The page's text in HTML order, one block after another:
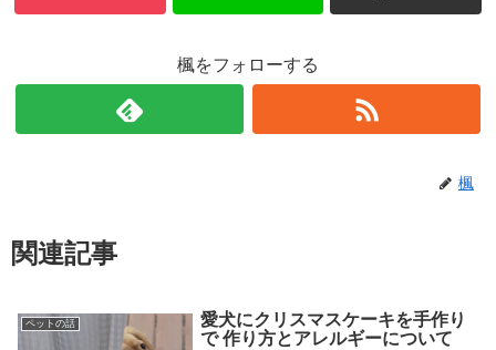
楓をフォローする
楓
関連記事
ペットの話
愛犬にクリスマスケーキを手作り
で 作り方とアレルギーについて